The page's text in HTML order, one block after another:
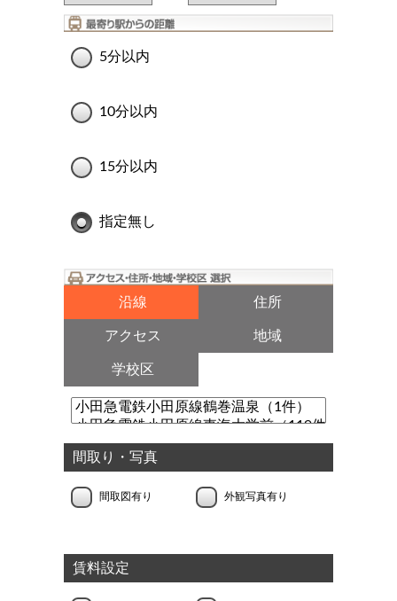
5分以内
10分以内
15分以内
指定無し
沿線 住所
アクセス 地域
学校区
間取り・写真
間取図有り 外観写真有り
賃料設定